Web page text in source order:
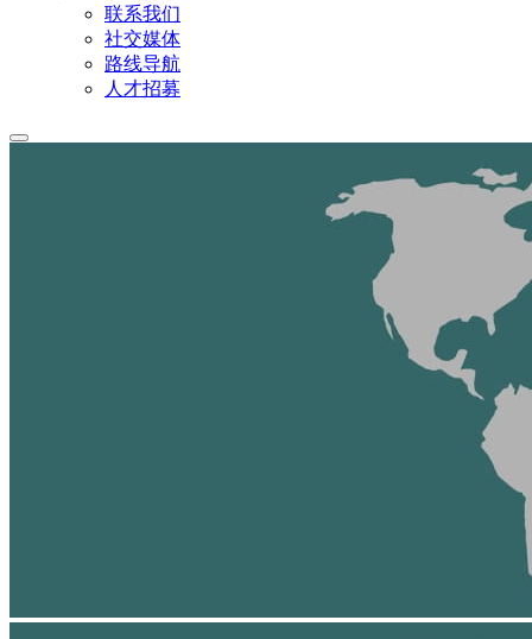
联系我们
社交媒体
路线导航
人才招募